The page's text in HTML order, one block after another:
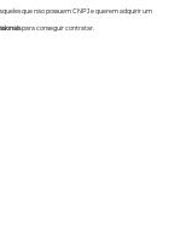
que não possuem CNPJ e querem adquirir um
para conseguir contratar.